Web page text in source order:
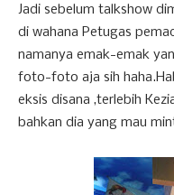
Jadi sebelum talkshow
di wahana Petugas
namanya emak-emak
foto-foto aja sih
eksis disana ,terlebih
bahkan dia yang mau